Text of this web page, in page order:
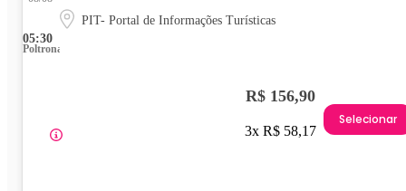
05:30
PIT- Portal de Informações Turísticas
Poltrona
R$ 156,90
3x R$ 58,17
Selecionar